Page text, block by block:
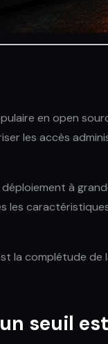
en open
les accès
à
la complétude de
seuil